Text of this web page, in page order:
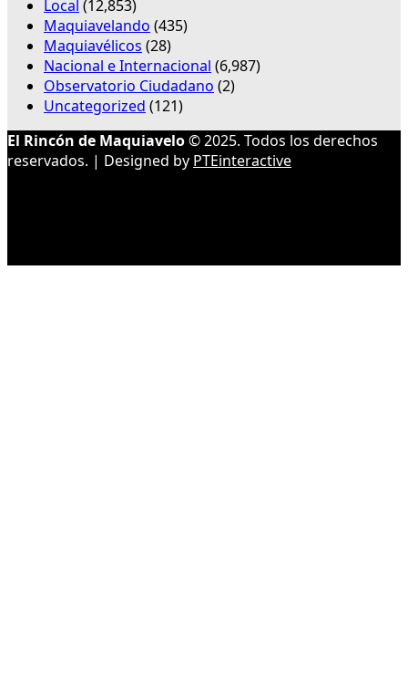
Local (12,853)
Maquiavelando (435)
Maquiavélicos (28)
Nacional e Internacional (6,987)
Observatorio Ciudadano (2)
Uncategorized (121)
El Rincón de Maquiavelo© 2025. Todos los derechos
reservados. | Designed by PTEinteractive